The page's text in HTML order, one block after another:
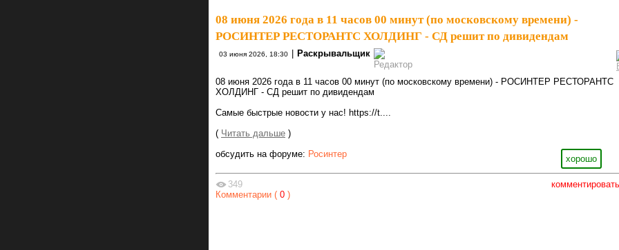
08 июня 2026 года в 11 часов 00 минут (по московскому времени) -
РОСИНТЕР РЕСТОРАНТС ХОЛДИНГ - СД решит по дивидендам
03 июня 2026, 18:30 | Раскрывальщик
08 июня 2026 года в 11 часов 00 минут (по московскому времени) - РОСИНТЕР РЕСТОРАНТС
ХОЛДИНГ - СД решит по дивидендам
Самые быстрые новости у нас! https://t....
( Читать дальше )
хорошо
обсудить на форуме: Росинтер
комментировать
349
Комментарии ( 0 )